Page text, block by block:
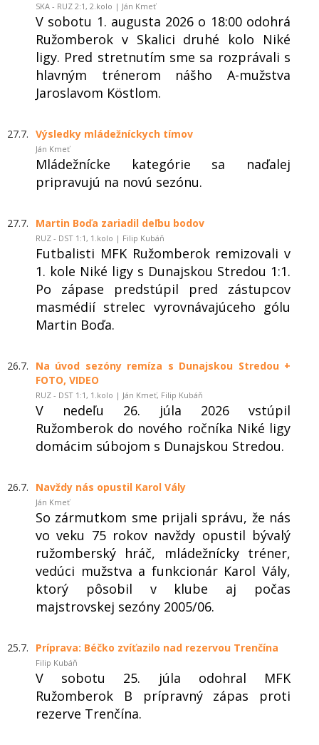
SKA - RUZ 2:1, 2.kolo | Ján Kmeť
V sobotu 1. augusta 2026 o 18:00 odohrá
Ružomberok v Skalici druhé kolo Niké
ligy. Pred stretnutím sme sa rozprávali s
hlavným trénerom nášho A-mužstva
Jaroslavom Köstlom.
27.7. Výsledky mládežníckych tímov
Ján Kmeť
Mládežnícke kategórie sa naďalej
pripravujú na novú sezónu.
27.7. Martin Boďa zariadil deľbu bodov
RUZ - DST 1:1, 1.kolo | Filip Kubáň
Futbalisti MFK Ružomberok remizovali v
1. kole Niké ligy s Dunajskou Stredou 1:1.
Po zápase predstúpil pred zástupcov
masmédií strelec vyrovnávajúceho gólu
Martin Boďa.
26.7.
Na úvod sezóny remíza s Dunajskou Stredou +
FOTO, VIDEO
RUZ - DST 1:1, 1.kolo | Ján Kmeť, Filip Kubáň
V nedeľu 26. júla 2026 vstúpil
Ružomberok do nového ročníka Niké ligy
domácim súbojom s Dunajskou Stredou.
26.7. Navždy nás opustil Karol Vály
Ján Kmeť
So zármutkom sme prijali správu, že nás
vo veku 75 rokov navždy opustil bývalý
ružomberský hráč, mládežnícky tréner,
vedúci mužstva a funkcionár Karol Vály,
ktorý pôsobil v klube aj počas
majstrovskej sezóny 2005/06.
25.7. Príprava: Béčko zvíťazilo nad rezervou Trenčína
Filip Kubáň
V sobotu 25. júla odohral MFK
Ružomberok B prípravný zápas proti
rezerve Trenčína.